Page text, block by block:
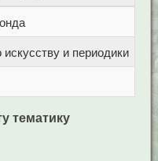
и периодики
тематику